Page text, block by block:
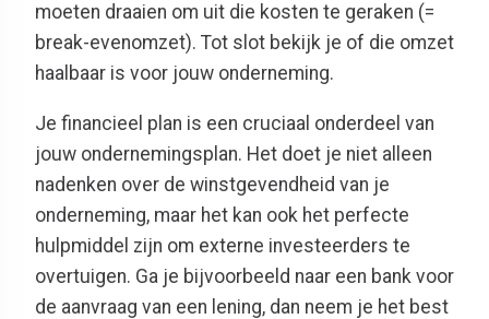
moeten draaien om uit die kosten te geraken (=
break-evenomzet). Tot slot bekijk je of die omzet
haalbaar is voor jouw onderneming.
Je financieel plan is een cruciaal onderdeel van
jouw ondernemingsplan. Het doet je niet alleen
nadenken over de winstgevendheid van je
onderneming, maar het kan ook het perfecte
hulpmiddel zijn om externe investeerders te
overtuigen. Ga je bijvoorbeeld naar een bank voor
de aanvraag van een lening, dan neem je het best